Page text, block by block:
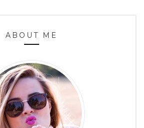
ABOUT ME